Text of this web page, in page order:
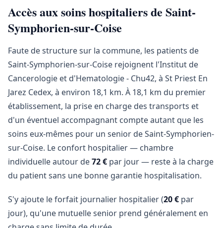
Accès aux soins hospitaliers de Saint-
Symphorien-sur-Coise
Faute de structure sur la commune, les patients de
Saint-Symphorien-sur-Coise rejoignent l'Institut de
Cancerologie et d'Hematologie - Chu42, à St Priest En
Jarez Cedex, à environ 18,1 km. À 18,1 km du premier
établissement, la prise en charge des transports et
d'un éventuel accompagnant compte autant que les
soins eux-mêmes pour un senior de Saint-Symphorien-
sur-Coise. Le confort hospitalier — chambre
individuelle autour de72 € par jour — reste à la charge
du patient sans une bonne garantie hospitalisation.
S'y ajoute le forfait journalier hospitalier (20 € par
jour), qu'une mutuelle senior prend généralement en